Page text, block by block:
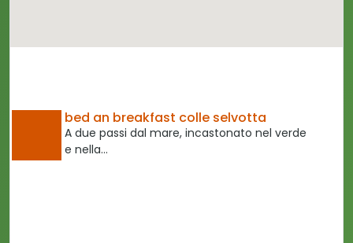
bed an breakfast colle selvotta
A due passi dal mare, incastonato nel verde
e nella…